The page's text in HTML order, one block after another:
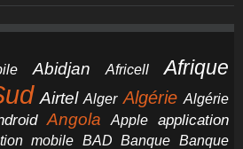
Abidjan Africell Afrique
Airtel Alger Algérie Algérie
Angola Apple application
mobile BAD Banque Banque